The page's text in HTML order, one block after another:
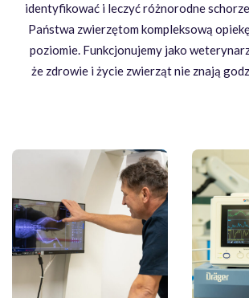
identyfikować i leczyć różnorodne
Państwa zwierzętom kompleksową
poziomie. Funkcjonujemy jako
że zdrowie i życie zwierząt nie znają